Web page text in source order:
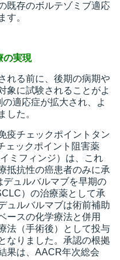
既存のボルテゾミブ適応
す。
の実現
れる前に、後期の病期や
象に試験されることがよ
適応症が拡大され、よ
した。
疫チェックポイントタン
ェックポイント阻害薬
ミフィンジ）は、これ
抵抗性の癌患者のみに承
ュルバルマブを早期の
）の治療薬として承
ュルバルマブは術前補助
ースの化学療法と併用
法（手術後）として投与
なりました。承認の根拠
果は、AACR年次総会